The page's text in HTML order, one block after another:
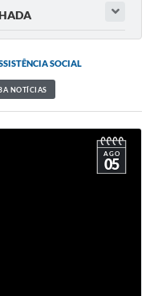
SOCIAL
NOTÍCIAS
AGO
05